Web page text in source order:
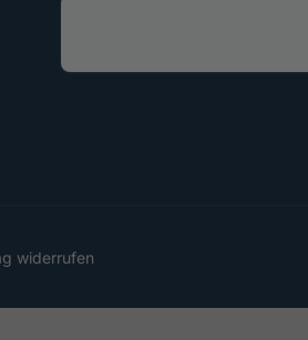
E
widerrufen